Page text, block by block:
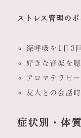
ストレス管理のポ
深呼吸を1日3
好きな音楽を聴
アロマテラピ
友人との会話
症状別・体